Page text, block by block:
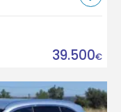
39.500€